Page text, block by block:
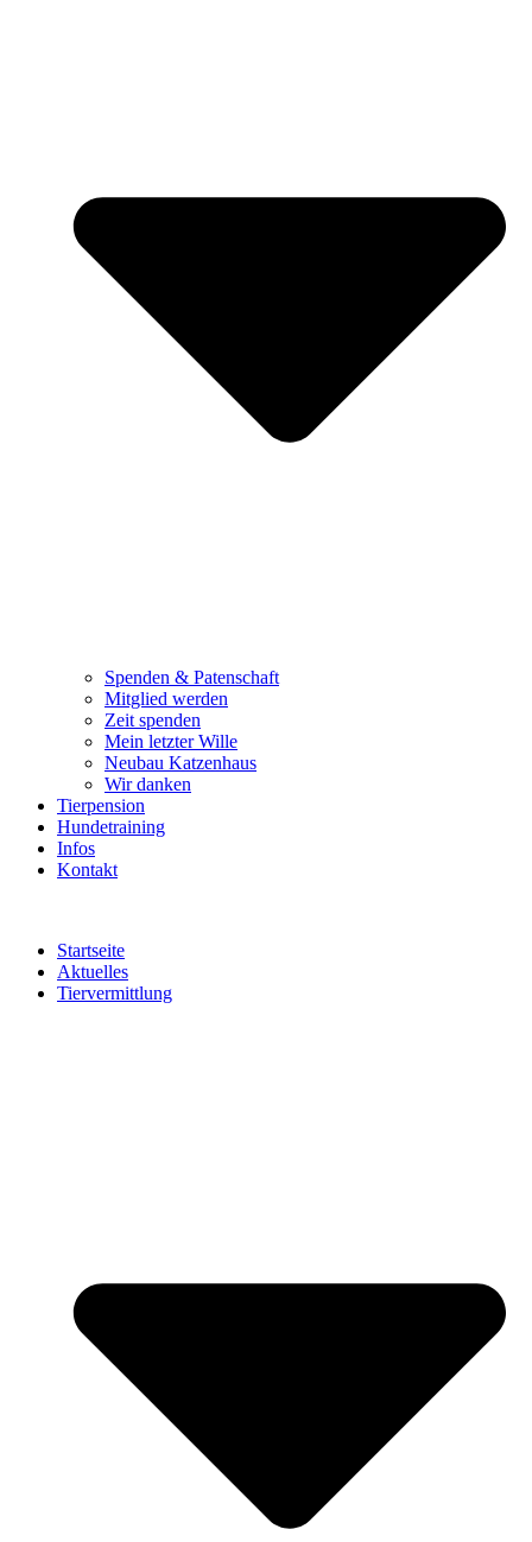
Spenden & Patenschaft
Mitglied werden
Zeit spenden
Mein letzter Wille
Neubau Katzenhaus
Wir danken
Tierpension
Hundetraining
Infos
Kontakt
Startseite
Aktuelles
Tiervermittlung